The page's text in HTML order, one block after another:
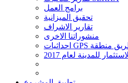
برامج العمل
تحقيق الميزانية
تقارير الاشراف
منشوراتنا الاخرى
للمدينة لعام 2017